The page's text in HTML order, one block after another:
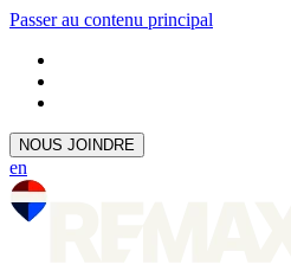
Passer au contenu principal
NOUS JOINDRE
en